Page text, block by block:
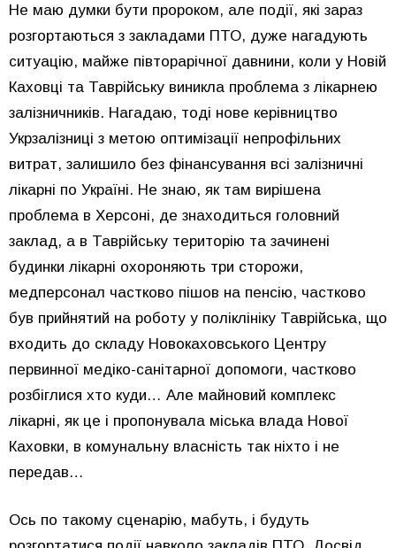
Не маю думки бути пророком, але події, які зараз
розгортаються з закладами ПТО, дуже нагадують
ситуацію, майже півторарічної давнини, коли у Новій
Каховці та Таврійську виникла проблема з лікарнею
залізничників. Нагадаю, тоді нове керівництво
Укрзалізниці з метою оптимізації непрофільних
витрат, залишило без фінансування всі залізничні
лікарні по Україні. Не знаю, як там вирішена
проблема в Херсоні, де знаходиться головний
заклад, а в Таврійську територію та зачинені
будинки лікарні охороняють три сторожи,
медперсонал частково пішов на пенсію, частково
був прийнятий на роботу у поліклініку Таврійська, що
входить до складу Новокаховського Центру
первинної медіко-санітарної допомоги, частково
розбіглися хто куди… Але майновий комплекс
лікарні, як це і пропонувала міська влада Нової
Каховки, в комунальну власність так ніхто і не
передав…
Ось по такому сценарію, мабуть, і будуть